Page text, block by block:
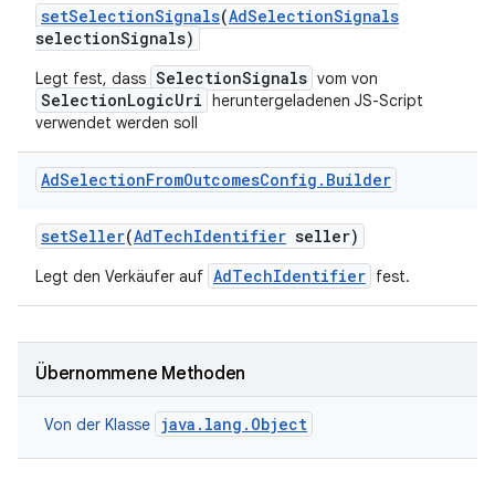
setSelectionSignals(AdSelectionSignals
selectionSignals)
Legt fest, dass SelectionSignals vom von
SelectionLogicUri heruntergeladenen JS-Script
verwendet werden soll
AdSelectionFromOutcomesConfig . Builder
setSeller(AdTechIdentifier seller)
Legt den Verkäufer auf AdTechIdentifier fest.
Übernommene Methoden
Von der Klasse java.lang.Object